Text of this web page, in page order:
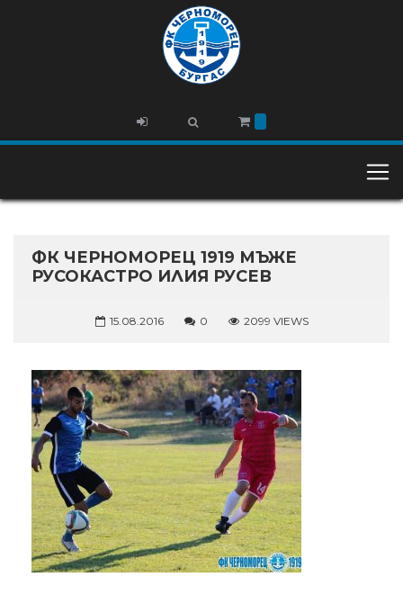
ФК ЧЕРНОМОРЕЦ 1919 МЪЖЕ
РУСОКАСТРО ИЛИЯ РУСЕВ
15.08.2016 0 2099 VIEWS